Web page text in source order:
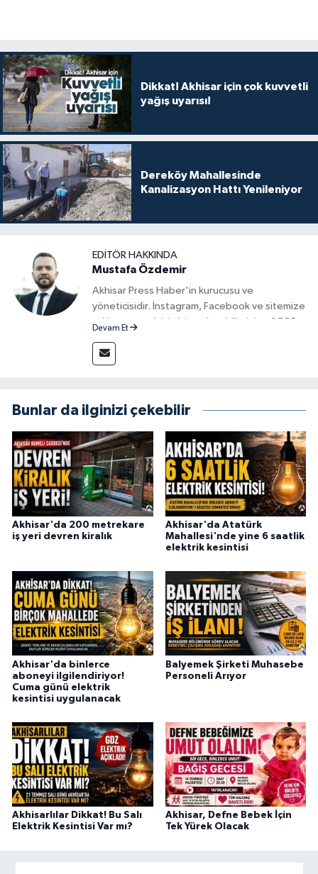
Dikkat! Akhisar için çok kuvvetli
yağış uyarısı!
Dereköy Mahallesinde
Kanalizasyon Hattı Yenileniyor
EDITÖR HAKKINDA
Mustafa Özdemir
Akhisar Press Haber'in kurucusu ve
yöneticisidir. İnstagram, Facebook ve sitemize
reklam vermek için bize ulaşabilirsiniz - 0555
Devam Et
Bunlar da ilginizi çekebilir
Akhisar'da 200 metrekare
iş yeri devren kiralık
Akhisar'da Atatürk
Mahallesi'nde yine 6 saatlik
elektrik kesintisi
Akhisar'da binlerce
aboneyi ilgilendiriyor!
Cuma günü elektrik
kesintisi uygulanacak
Balyemek Şirketi Muhasebe
Personeli Arıyor
Akhisarlılar Dikkat! Bu Salı
Elektrik Kesintisi Var mı?
Akhisar, Defne Bebek İçin
Tek Yürek Olacak